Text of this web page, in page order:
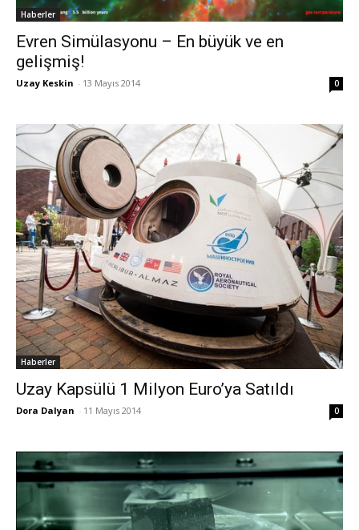
Haberler
Evren Simülasyonu – En büyük ve en
gelişmiş!
Uzay Keskin - 13 Mayıs 2014 0
Haberler
Uzay Kapsülü 1 Milyon Euro’ya Satıldı
Dora Dalyan - 11 Mayıs 2014 0